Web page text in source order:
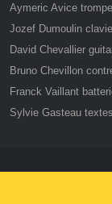
Aymeric Avice
Jozef Dumoulin
David Chevallier
Bruno Chevillon
Franck Vaillant
Sylvie Gasteau textes